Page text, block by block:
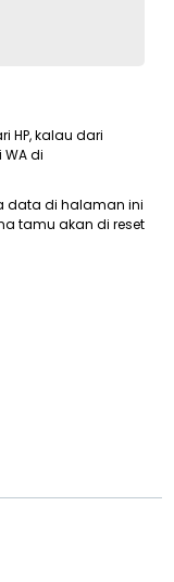
HP, kalau dari
di
data di halaman ini
tamu akan di reset